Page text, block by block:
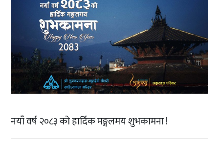
नयाँ वर्ष २०८३ को हार्दिक मङ्गलमय शुभकामना !